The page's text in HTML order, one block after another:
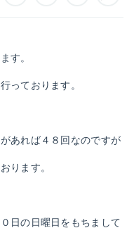
す。
っております。
あれば４８回なのですが
ります。
日の日曜日をもちまして